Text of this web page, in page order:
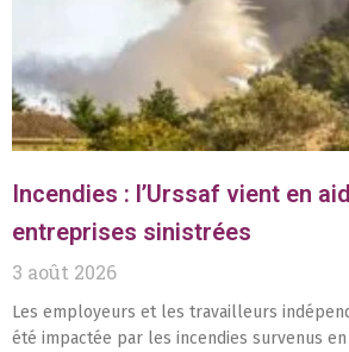
Incendies : l’Urssaf vient en
entreprises sinistrées
3 août 2026
Les employeurs et les travailleurs
été impactée par les incendies survenus en